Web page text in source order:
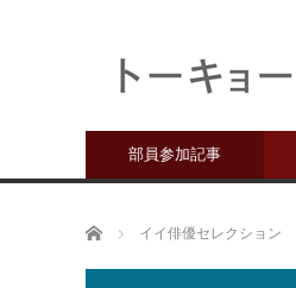
部員参加記事
ホーム イイ俳優セレクション